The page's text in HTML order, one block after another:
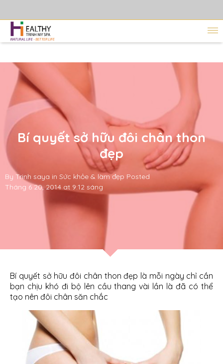
Bí quyết sở hữu đôi chân thon
đẹp
By Trinh saya in Sức khỏe & làm đẹp Posted
Tháng 6 20, 2014 at 9:12 sáng
Bí quyết sở hữu đôi chân thon đẹp là mỗi ngày chỉ cần
bạn chịu khó đi bộ lên cầu thang vài lần là đã có thể
tạo nên đôi chân săn chắc